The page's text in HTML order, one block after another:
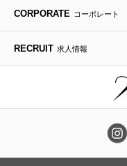
CORPORATE コーポレート
RECRUIT 求人情報